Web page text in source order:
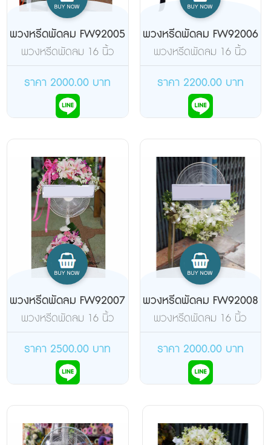
พวงหรีดพัดลม FW92005
พวงหรีดพัดลม 16 นิ้ว
แบบตั้งพื้น ยี่ห้อฮาตาริ จัด
ดอกไม้สดด้านเดียว
ราคา 2000.00 บาท
พวงหรีดพัดลม FW92006
พวงหรีดพัดลม 16 นิ้ว
แบบตั้งโต๊ะ ยี่ห้อฮาตาริ จัด
ดอกไม้สดเต็มวง
ราคา 2200.00 บาท
พวงหรีดพัดลม FW92007
พวงหรีดพัดลม 16 นิ้ว
แบบตั้งพื้น ยี่ห้อฮาตาริ จัด
ดอกไม้สดสองจุดล่างบน
ราคา 2500.00 บาท
พวงหรีดพัดลม FW92008
พวงหรีดพัดลม 16 นิ้ว
แบบตั้งพื้น ยี่ห้อฮาตาริ จัด
ดอกไม้สดด้านเดียว
ราคา 2000.00 บาท